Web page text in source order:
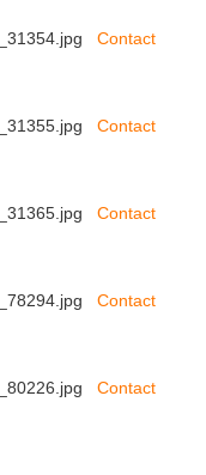
Contact
Contact
Contact
Contact
Contact